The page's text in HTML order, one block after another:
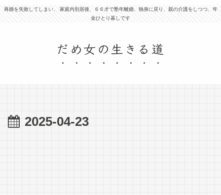
再婚を失敗してしまい、 家庭内別居後、６６才で塾年離婚、独身に戻り、親の介護をしつつ、年
金ひとり暮しです
だめ女の生きる道
2025-04-23